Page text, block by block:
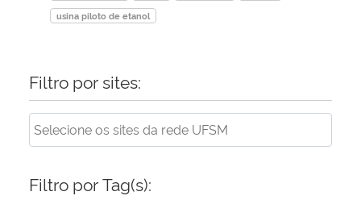
Banco Central do Brasil
usina piloto de etanol
Filtro por sites:
Filtro por Tag(s):